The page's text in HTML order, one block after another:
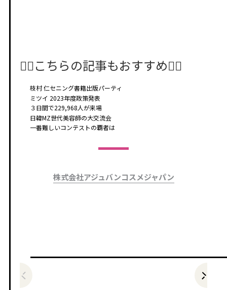
🤸‍♂️こちらの記事もおすすめ🤸‍♀️
枝村 仁セニング書籍出版パーティ
ミツイ 2023年度政策発表
３日間で229,968人が来場
日韓MZ世代美容師の大交流会
一番難しいコンテストの覇者は
株式会社アジュバンコスメジャパン